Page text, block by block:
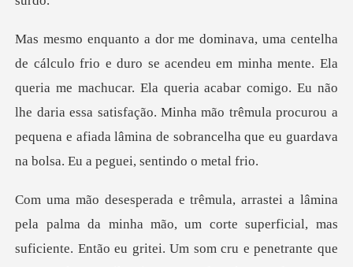
queria me machucar. Ela queria acabar comigo. Eu não
lhe daria essa satisfação. Minha mão trêmula procu
ha mão, um corte superficial, mas
suficiente. Então eu gritei. Um som